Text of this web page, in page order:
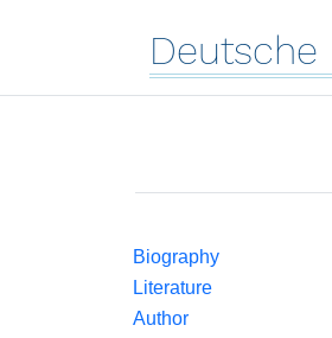
Deutsche
Biography
Literature
Author